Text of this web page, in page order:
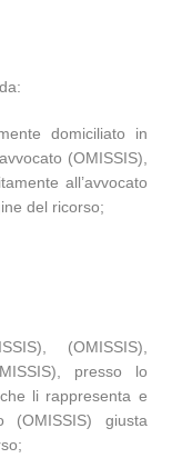
domiciliato in
(OMISSIS),
all’avvocato
del ricorso;
(OMISSIS),
presso lo
li rappresenta e
(OMISSIS) giusta